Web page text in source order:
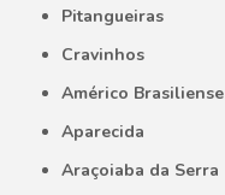
Pitangueiras
Cravinhos
Américo Brasiliense
Aparecida
Araçoiaba da Serra